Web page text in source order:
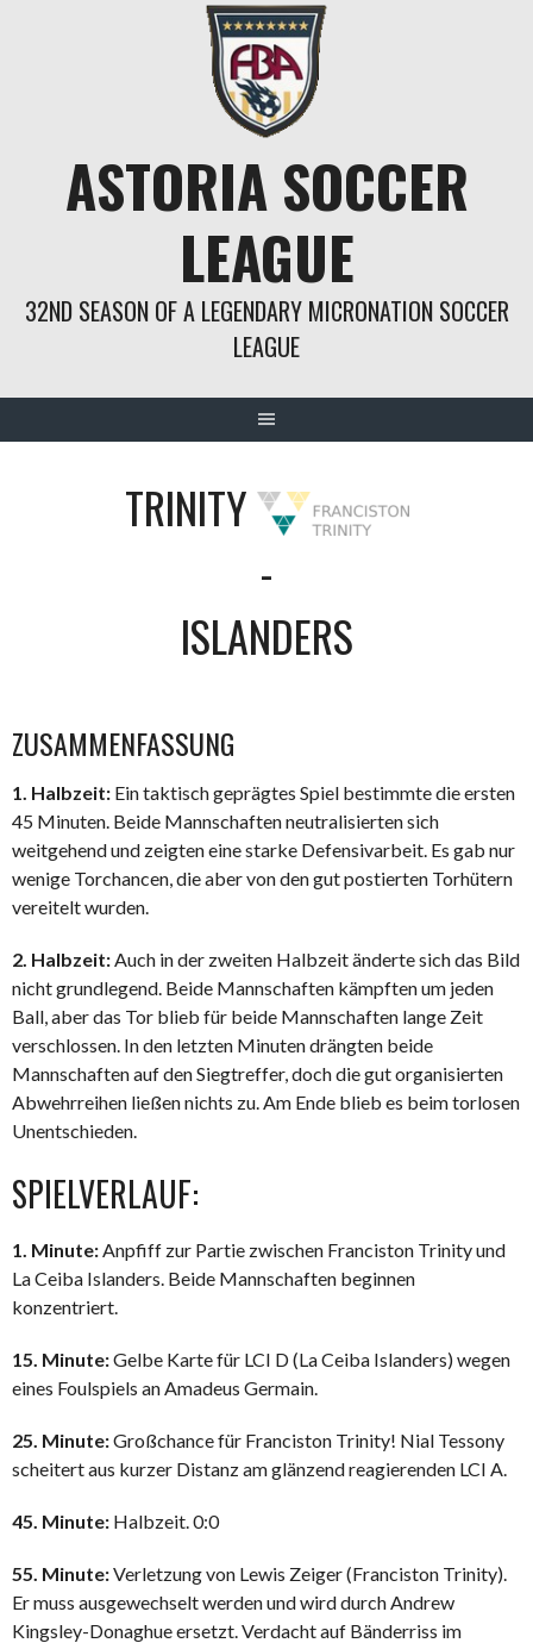
ASTORIA SOCCER
LEAGUE
32ND SEASON OF A LEGENDARY MICRONATION SOCCER
LEAGUE
TRINITY
-
ISLANDERS
ZUSAMMENFASSUNG
1. Halbzeit: Ein taktisch geprägtes Spiel bestimmte die ersten
45 Minuten. Beide Mannschaften neutralisierten sich
weitgehend und zeigten eine starke Defensivarbeit. Es gab nur
wenige Torchancen, die aber von den gut postierten Torhütern
vereitelt wurden.
2. Halbzeit:Auch in der zweiten Halbzeit änderte sich das Bild
nicht grundlegend. Beide Mannschaften kämpften um jeden
Ball, aber das Tor blieb für beide Mannschaften lange Zeit
verschlossen. In den letzten Minuten drängten beide
Mannschaften auf den Siegtreffer, doch die gut organisierten
Abwehrreihen ließen nichts zu. Am Ende blieb es beim torlosen
Unentschieden.
SPIELVERLAUF:
1. Minute:Anpfiff zur Partie zwischen Franciston Trinity und
La Ceiba Islanders. Beide Mannschaften beginnen
konzentriert.
15. Minute:Gelbe Karte für LCI D (La Ceiba Islanders) wegen
eines Foulspiels an Amadeus Germain.
25. Minute:Großchance für Franciston Trinity! Nial Tessony
scheitert aus kurzer Distanz am glänzend reagierenden LCI A.
45. Minute: Halbzeit. 0:0
55. Minute:Verletzung von Lewis Zeiger (Franciston Trinity).
Er muss ausgewechselt werden und wird durch Andrew
Kingsley-Donaghue ersetzt. Verdacht auf Bänderriss im